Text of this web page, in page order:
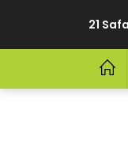
21